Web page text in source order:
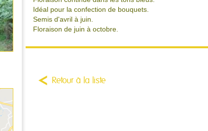
Idéal pour la confection de bouquets.
Semis d'avril à juin.
Floraison de juin à octobre.
Retour à la liste